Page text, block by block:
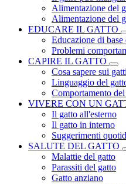
Alimentazione del
Alimentazione del
EDUCARE IL GATTO
Educazione di
Problemi
CAPIRE IL GATTO
Cosa sapere sui gatti
Linguaggio del
Comportamento
VIVERE CON UN
Il gatto all'esterno
Il gatto in interno
Suggerimenti
SALUTE DEL GATTO
Malattie del gatto
Parassiti del gatto
Gatto anziano